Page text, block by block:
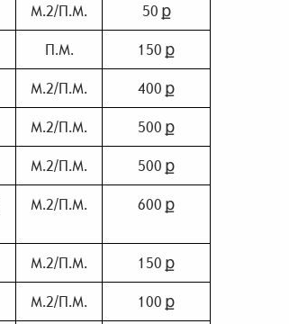
М.2/П.М.
50 ք
П.М.
150 ք
М.2/П.М.
400 ք
М.2/П.М.
500 ք
М.2/П.М.
500 ք
М.2/П.М. 600 ք
М.2/П.М.
150 ք
М.2/П.М. 100 ք